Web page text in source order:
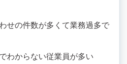
せの件数が多くて業務過多で
わからない従業員が多い